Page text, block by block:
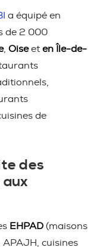
a équipé en
de 2 000
, Oiseet en Île-de-
de
des
EHPAD (maisons
APAJH, cuisines